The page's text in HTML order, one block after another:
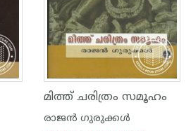
മിത്ത് ചരിത്രം സമൂഹം
രാജന്‍ ഗുരുക്കള്‍